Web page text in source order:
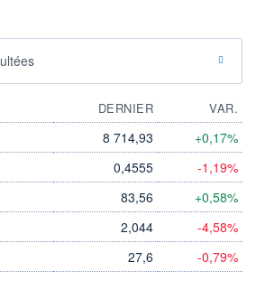
DERNIER
VAR.
8 714,93 +0,17%
0,4555 -1,19%
83,56 +0,58%
2,044 -4,58%
27,6 -0,79%